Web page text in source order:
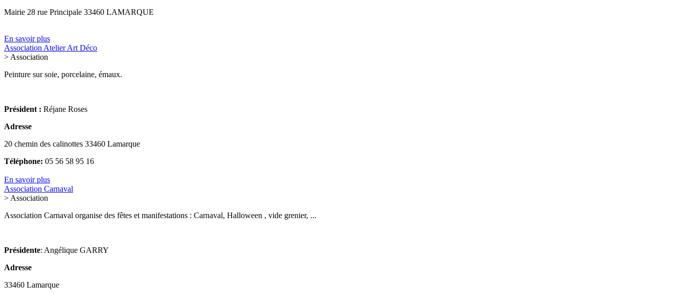
Mairie 28 rue Principale 33460 LAMARQUE
En savoir plus
Association Atelier Art Déco
> Association
Peinture sur soie, porcelaine, émaux.
Président : Réjane Roses
Adresse
20 chemin des calinottes 33460 Lamarque
Téléphone: 05 56 58 95 16
En savoir plus
Association Carnaval
> Association
Association Carnaval organise des fêtes et manifestations : Carnaval, Halloween , vide grenier, ...
Présidente: Angélique GARRY
Adresse
33460 Lamarque